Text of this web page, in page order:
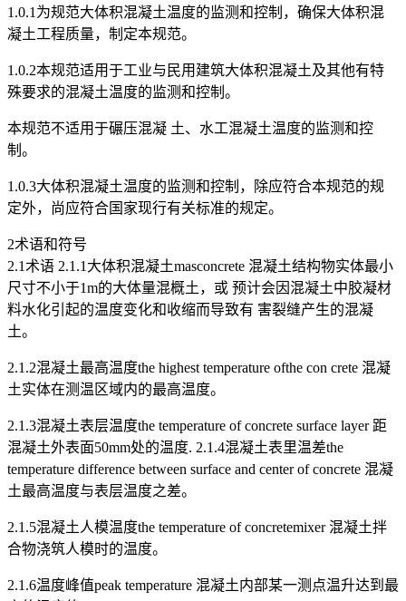
1.0.1为规范大体积混凝土温度的监测和控制，确保大体积混
凝土工程质量，制定本规范。
1.0.2本规范适用于工业与民用建筑大体积混凝土及其他有特
殊要求的混凝土温度的监测和控制。
本规范不适用于碾压混凝 土、水工混凝土温度的监测和控
制。
1.0.3大体积混凝土温度的监测和控制，除应符合本规范的规
定外，尚应符合国家现行有关标准的规定。
2术语和符号
2.1术语 2.1.1大体积混凝土masconcrete 混凝土结构物实体最小
尺寸不小于1m的大体量混概土，或 预计会因混凝土中胶凝材
料水化引起的温度变化和收缩而导致有 害裂缝产生的混凝
土。
2.1.2混凝土最高温度the highest temperature ofthe con crete 混凝
土实体在测温区域内的最高温度。
2.1.3混凝土表层温度the temperature of concrete surface layer 距
混凝土外表面50mm处的温度. 2.1.4混凝土表里温差the
temperature difference between surface and center of concrete 混凝
土最高温度与表层温度之差。
2.1.5混凝土人模温度the temperature of concretemixer 混凝土拌
合物浇筑人模时的温度。
2.1.6温度峰值peak temperature 混凝土内部某一测点温升达到最